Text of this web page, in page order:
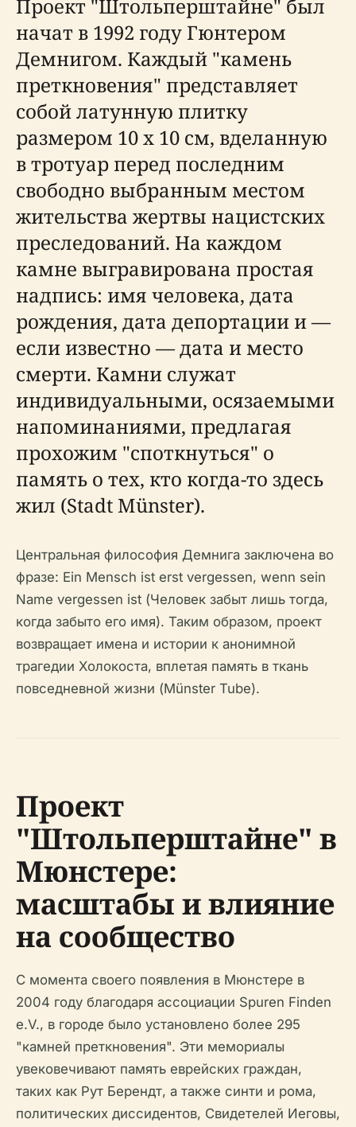
Проект "Штольперштайне" был
начат в 1992 году Гюнтером
Демнигом. Каждый "камень
преткновения" представляет
собой латунную плитку
размером 10 х 10 см, вделанную
в тротуар перед последним
свободно выбранным местом
жительства жертвы нацистских
преследований. На каждом
камне выгравирована простая
надпись: имя человека, дата
рождения, дата депортации и —
если известно — дата и место
смерти. Камни служат
индивидуальными, осязаемыми
напоминаниями, предлагая
прохожим "споткнуться" о
память о тех, кто когда-то здесь
жил (Stadt Münster).
Центральная философия Демнига заключена во
фразе: Ein Mensch ist erst vergessen, wenn sein
Name vergessen ist (Человек забыт лишь тогда,
когда забыто его имя). Таким образом, проект
возвращает имена и истории к анонимной
трагедии Холокоста, вплетая память в ткань
повседневной жизни (Münster Tube).
Проект
"Штольперштайне" в
Мюнстере:
масштабы и влияние
на сообщество
С момента своего появления в Мюнстере в
2004 году благодаря ассоциации Spuren Finden
e.V., в городе было установлено более 295
"камней преткновения". Эти мемориалы
увековечивают память еврейских граждан,
таких как Рут Берендт, а также синти и рома,
политических диссидентов, Свидетелей Иеговы,